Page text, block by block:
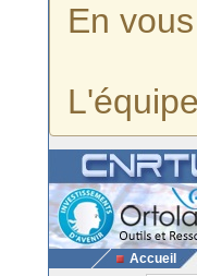
En
Accueil